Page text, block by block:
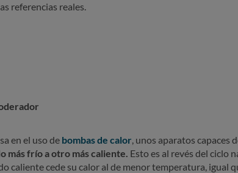
referencias reales.
en el uso de bombas de calor, unos aparatos capaces
más frío a otro más caliente. Esto es al revés del ciclo
caliente cede su calor al de menor temperatura, igual